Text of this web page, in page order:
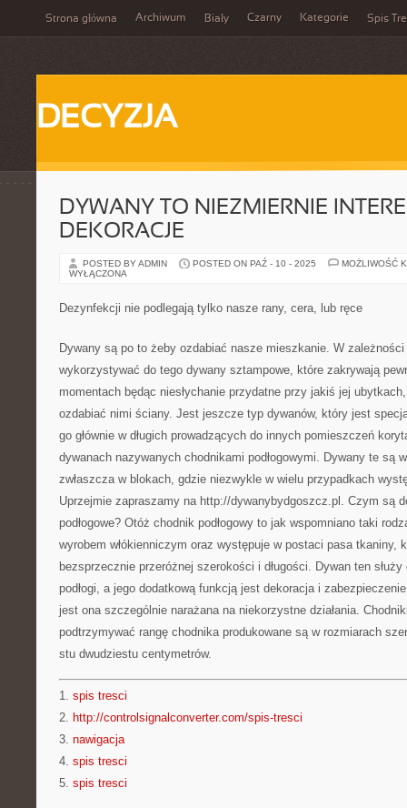
Strona główna Archiwum Biały Czarny Kategorie Spis
DECYZJA
DYWANY TO NIEZMIERNIE
DEKORACJE
POSTED BY ADMIN POSTED ON PAŹ - 10 - 2025
MOŻLIWOŚĆ
WYŁĄCZONA
Dezynfekcji nie podlegają tylko nasze rany, cera, lub ręce
Dywany są po to żeby ozdabiać nasze mieszkanie. W
wykorzystywać do tego dywany sztampowe, które zakrywają
momentach będąc niesłychanie przydatne przy jakiś jej
ozdabiać nimi ściany. Jest jeszcze typ dywanów, który jest
go głównie w długich prowadzących do innych pomieszczeń
dywanach nazywanych chodnikami podłogowymi. Dywany te są
zwłaszcza w blokach, gdzie niezwykle w wielu przypadkach
Uprzejmie zapraszamy na http://dywanybydgoszcz.pl. Czym są
podłogowe? Otóż chodnik podłogowy to jak wspomniano taki
wyrobem włókienniczym oraz występuje w postaci pasa tkaniny,
bezsprzecznie przeróżnej szerokości i długości. Dywan ten
podłogi, a jego dodatkową funkcją jest dekoracja i
jest ona szczególnie narażana na niekorzystne działania.
podtrzymywać rangę chodnika produkowane są w rozmiarach
stu dwudziestu centymetrów.
1. spis tresci
2. http://controlsignalconverter.com/spis-tresci
3. nawigacja
4. spis tresci
5. spis tresci